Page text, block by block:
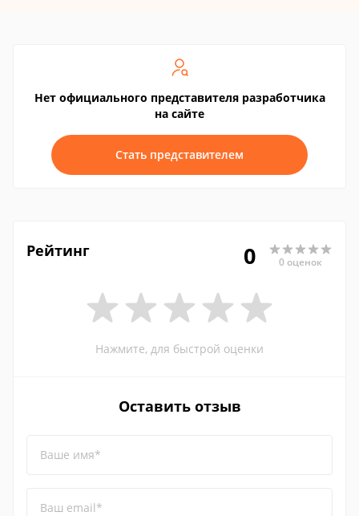
Нет официального представителя разработчика
на сайте
Стать представителем
Рейтинг 0 0 оценок
Нажмите, для быстрой оценки
Оставить отзыв
Ваше имя*
Ваш email*